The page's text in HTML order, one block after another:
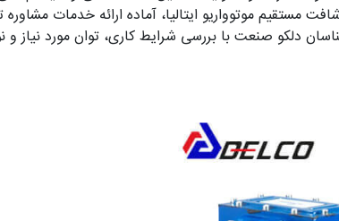
موتوواریو ایتالیا، آماده ارائه خدمات
دلکو صنعت با بررسی شرایط کاری، توان مورد نیاز و